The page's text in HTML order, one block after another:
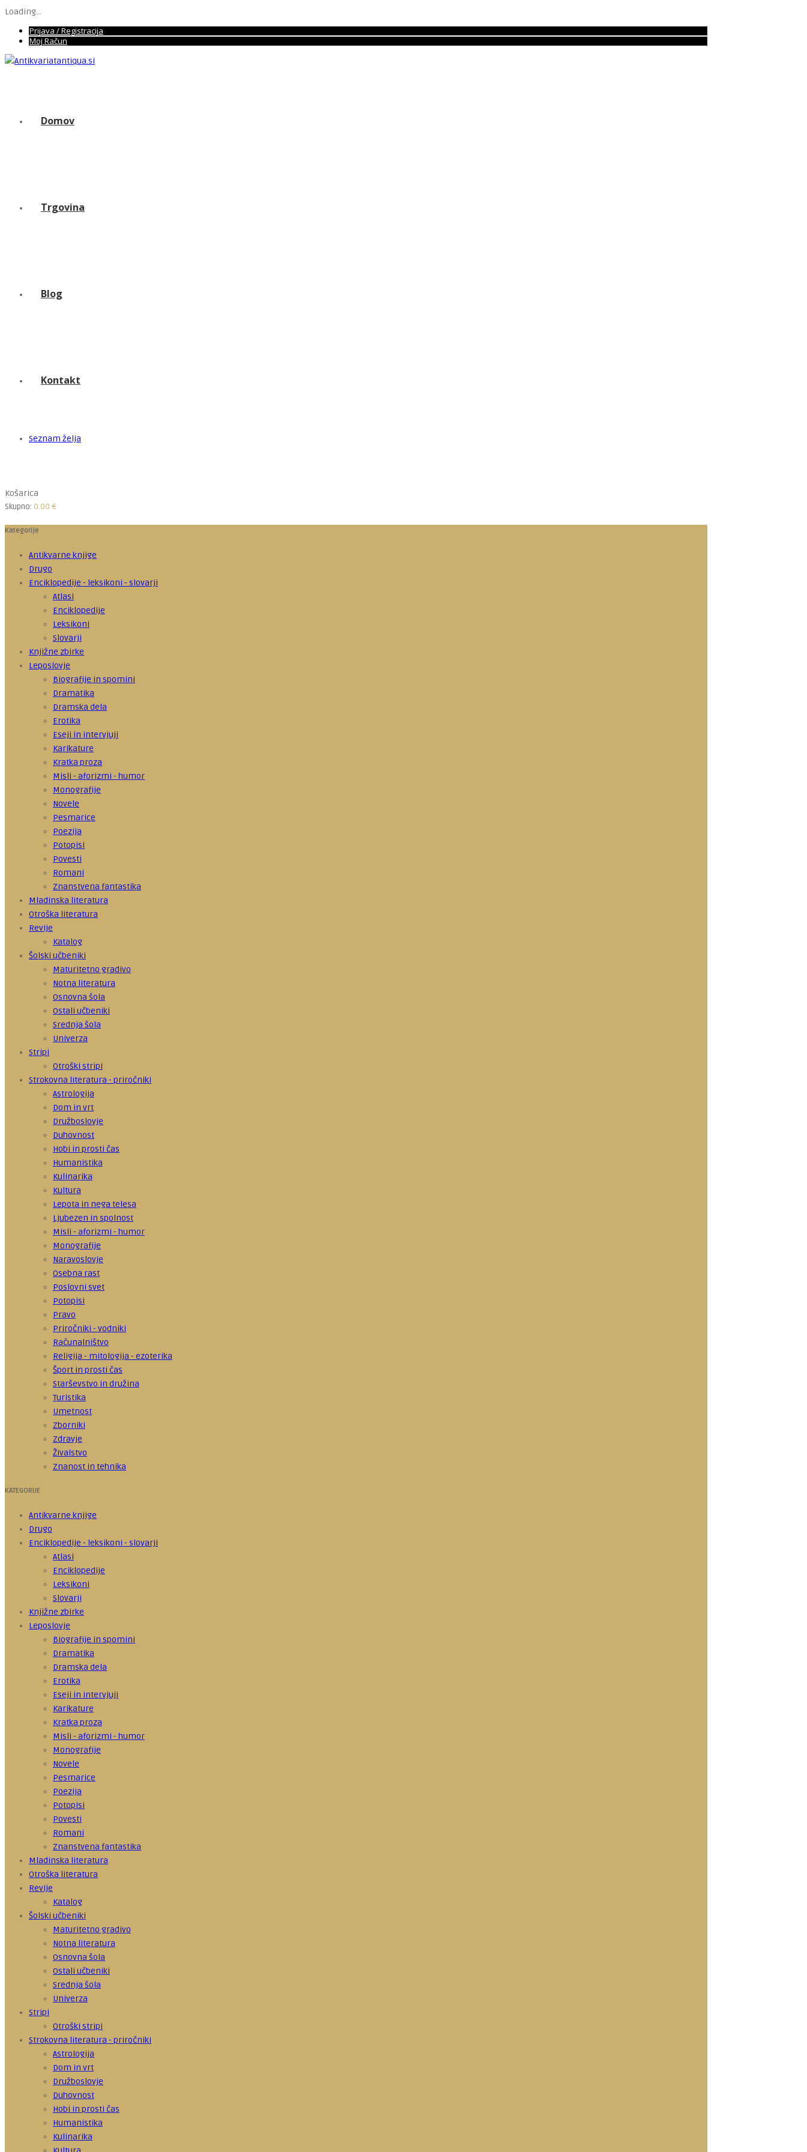
Loading...
Prijava / Registracija
Moj Račun
Domov
Trgovina
Blog
Kontakt
Seznam želja
Košarica
Skupno: 0.00 €
Kategorije
Antikvarne knjige
Drugo
Enciklopedije - leksikoni - slovarji
Atlasi
Enciklopedije
Leksikoni
Slovarji
Knjižne zbirke
Leposlovje
Biografije in spomini
Dramatika
Dramska dela
Erotika
Eseji in intervjuji
Karikature
Kratka proza
Misli - aforizmi - humor
Monografije
Novele
Pesmarice
Poezija
Potopisi
Povesti
Romani
Znanstvena fantastika
Mladinska literatura
Otroška literatura
Revije
Katalog
Šolski učbeniki
Maturitetno gradivo
Notna literatura
Osnovna šola
Ostali učbeniki
Srednja šola
Univerza
Stripi
Otroški stripi
Strokovna literatura - priročniki
Astrologija
Dom in vrt
Družboslovje
Duhovnost
Hobi in prosti čas
Humanistika
Kulinarika
Kultura
Lepota in nega telesa
Ljubezen in spolnost
Misli - aforizmi - humor
Monografije
Naravoslovje
Osebna rast
Poslovni svet
Potopisi
Pravo
Priročniki - vodniki
Računalništvo
Religija - mitologija - ezoterika
Šport in prosti čas
Starševstvo in družina
Turistika
Umetnost
Zborniki
Zdravje
Živalstvo
Znanost in tehnika
KATEGORIJE
Antikvarne knjige
Drugo
Enciklopedije - leksikoni - slovarji
Atlasi
Enciklopedije
Leksikoni
Slovarji
Knjižne zbirke
Leposlovje
Biografije in spomini
Dramatika
Dramska dela
Erotika
Eseji in intervjuji
Karikature
Kratka proza
Misli - aforizmi - humor
Monografije
Novele
Pesmarice
Poezija
Potopisi
Povesti
Romani
Znanstvena fantastika
Mladinska literatura
Otroška literatura
Revije
Katalog
Šolski učbeniki
Maturitetno gradivo
Notna literatura
Osnovna šola
Ostali učbeniki
Srednja šola
Univerza
Stripi
Otroški stripi
Strokovna literatura - priročniki
Astrologija
Dom in vrt
Družboslovje
Duhovnost
Hobi in prosti čas
Humanistika
Kulinarika